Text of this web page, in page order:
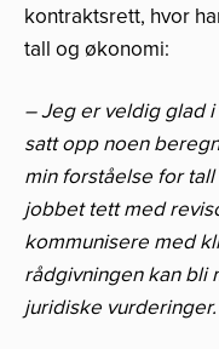
kontraktsrett, hvor
tall og økonomi:
– Jeg er veldig glad
satt opp noen
min forståelse for
jobbet tett med
kommunisere med
rådgivningen kan bli
juridiske vurderinger.